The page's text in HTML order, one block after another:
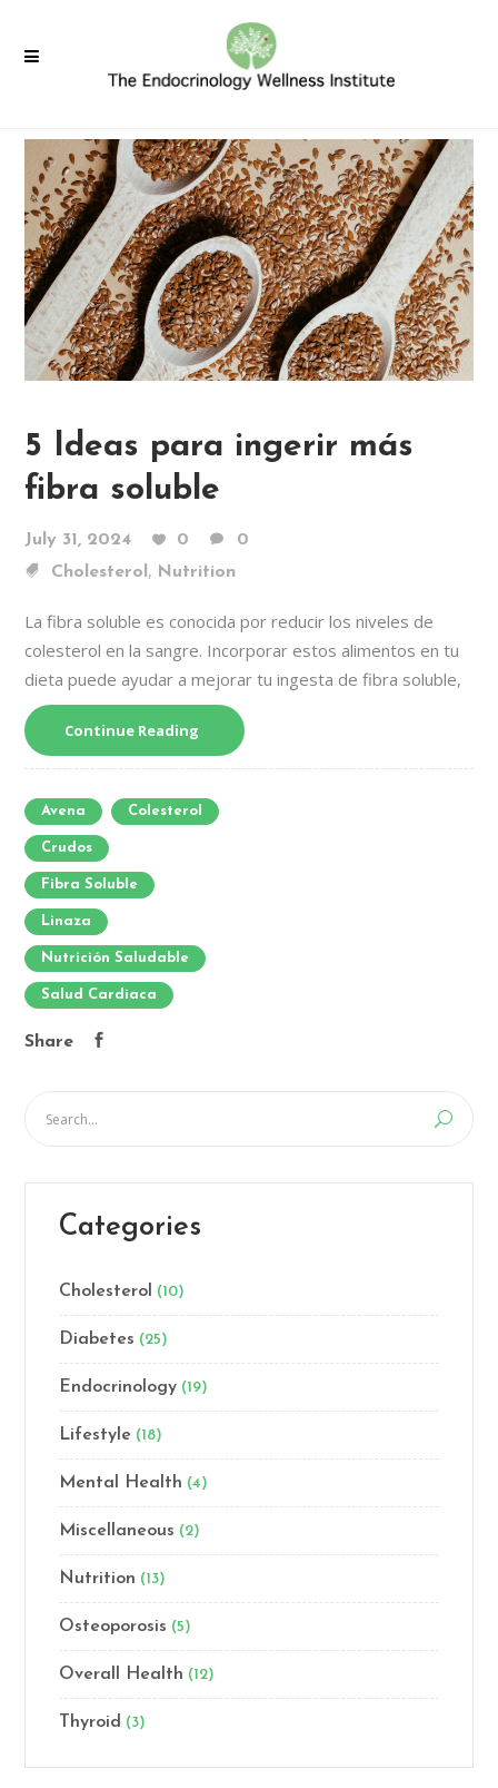
5 Ideas para ingerir más
fibra soluble
July 31, 2024 0
0
Cholesterol, Nutrition
La fibra soluble es conocida por reducir los niveles de
colesterol en la sangre. Incorporar estos alimentos en tu
dieta puede ayudar a mejorar tu ingesta de fibra soluble,
Continue Reading
Avena Colesterol
Crudos
Fibra Soluble
Linaza
Nutrición Saludable
Salud Cardiaca
Share
Categories
Cholesterol (10)
Diabetes (25)
Endocrinology (19)
Lifestyle (18)
Mental Health (4)
Miscellaneous (2)
Nutrition (13)
Osteoporosis (5)
Overall Health (12)
Thyroid (3)